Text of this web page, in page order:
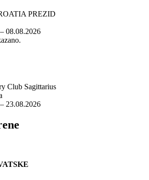
PREZID
08.08.2026
Club Sagittarius
23.08.2026